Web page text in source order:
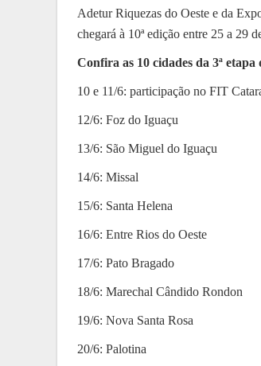
Adetur Riquezas do Oeste e da
chegará à 10ª edição entre 25 a 29
Confira as 10 cidades da 3ª
10 e 11/6: participação no FIT
12/6: Foz do Iguaçu
13/6: São Miguel do Iguaçu
14/6: Missal
15/6: Santa Helena
16/6: Entre Rios do Oeste
17/6: Pato Bragado
18/6: Marechal Cândido Rondon
19/6: Nova Santa Rosa
20/6: Palotina